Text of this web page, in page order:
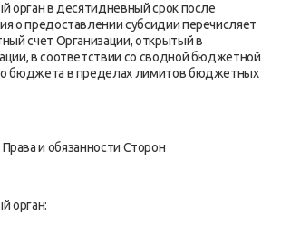
орган в десятидневный срок после
о предоставлении субсидии перечисляет
счет Организации, открытый в
в соответствии со сводной бюджетной
бюджета в пределах лимитов бюджетных
Права и обязанности Сторон
орган: